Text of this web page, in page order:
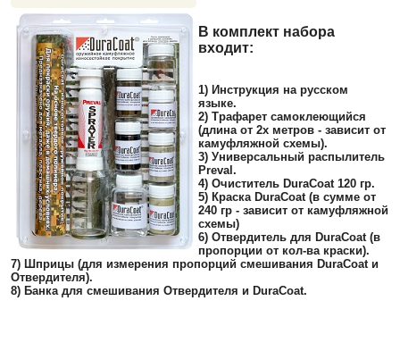
В комплект набора
входит:
1) Инструкция на русском
языке.
2) Трафарет самоклеющийся
(длина от 2х метров - зависит от
камуфляжной схемы).
3) Универсальный распылитель
Preval.
4) Очиститель DuraCoat 120 гр.
5) Краска DuraCoat (в сумме от
240 гр - зависит от камуфляжной
схемы)
6) Отвердитель для DuraCoat (в
пропорции от кол-ва краски).
7) Шприцы (для измерения пропорций смешивания DuraCoat и
Отвердителя).
8) Банка для смешивания Отвердителя и DuraCoat.